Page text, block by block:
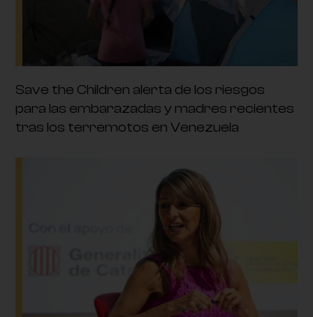
Save the Children alerta de los riesgos
para las embarazadas y madres recientes
tras los terremotos en Venezuela